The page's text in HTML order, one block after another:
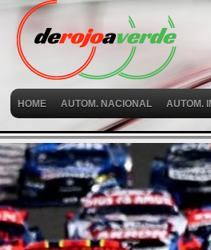
HOME AUTOM. NACIONAL AUTOM.